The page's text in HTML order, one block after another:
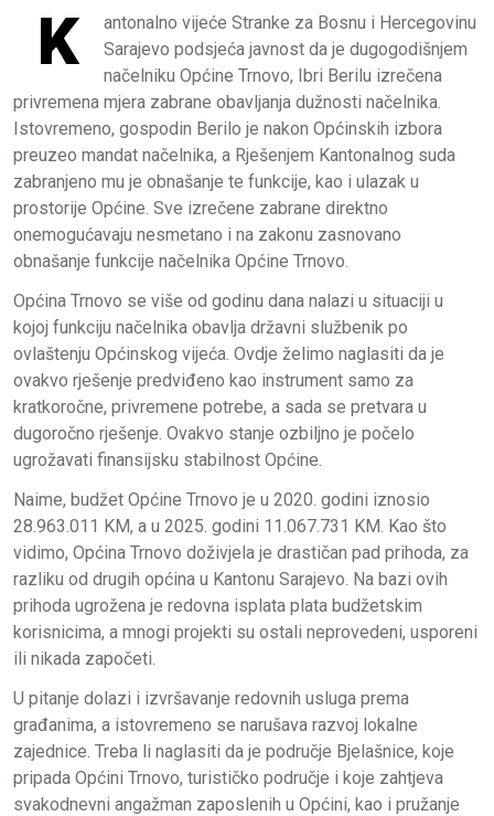
K
antonalno vijeće Stranke za Bosnu i Hercegovinu
Sarajevo podsjeća javnost da je dugogodišnjem
načelniku Općine Trnovo, Ibri Berilu izrečena
privremena mjera zabrane obavljanja dužnosti načelnika.
Istovremeno, gospodin Berilo je nakon Općinskih izbora
preuzeo mandat načelnika, a Rješenjem Kantonalnog suda
zabranjeno mu je obnašanje te funkcije, kao i ulazak u
prostorije Općine. Sve izrečene zabrane direktno
onemogućavaju nesmetano i na zakonu zasnovano
obnašanje funkcije načelnika Općine Trnovo.
Općina Trnovo se više od godinu dana nalazi u situaciji u
kojoj funkciju načelnika obavlja državni službenik po
ovlaštenju Općinskog vijeća. Ovdje želimo naglasiti da je
ovakvo rješenje predviđeno kao instrument samo za
kratkoročne, privremene potrebe, a sada se pretvara u
dugoročno rješenje. Ovakvo stanje ozbiljno je počelo
ugrožavati finansijsku stabilnost Općine.
Naime, budžet Općine Trnovo je u 2020. godini iznosio
28.963.011 KM, a u 2025. godini 11.067.731 KM. Kao što
vidimo, Općina Trnovo doživjela je drastičan pad prihoda, za
razliku od drugih općina u Kantonu Sarajevo. Na bazi ovih
prihoda ugrožena je redovna isplata plata budžetskim
korisnicima, a mnogi projekti su ostali neprovedeni, usporeni
ili nikada započeti.
U pitanje dolazi i izvršavanje redovnih usluga prema
građanima, a istovremeno se narušava razvoj lokalne
zajednice. Treba li naglasiti da je područje Bjelašnice, koje
pripada Općini Trnovo, turističko područje i koje zahtjeva
svakodnevni angažman zaposlenih u Općini, kao i pružanje